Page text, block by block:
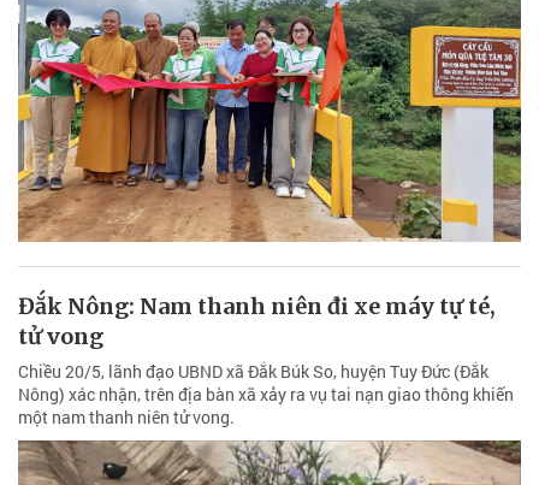
Đắk Nông: Nam thanh niên đi xe máy tự té,
tử vong
Chiều 20/5, lãnh đạo UBND xã Đắk Búk So, huyện Tuy Đức (Đắk
Nông) xác nhận, trên địa bàn xã xảy ra vụ tai nạn giao thông khiến
một nam thanh niên tử vong.